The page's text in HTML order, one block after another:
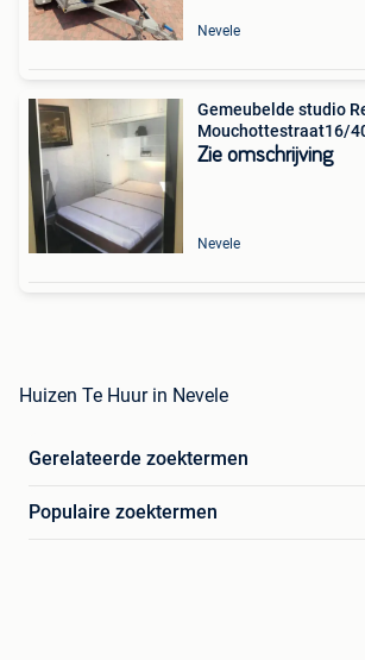
Nevele
Gemeubelde studio
Zie omschrijving
Nevele
Huizen Te Huur in Nevele
Gerelateerde zoektermen
Populaire zoektermen